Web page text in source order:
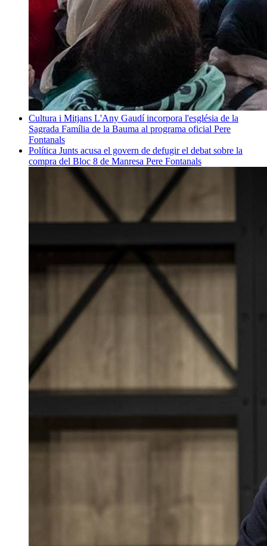
Cultura i Mitjans L'Any Gaudí incorpora l'església de la
Sagrada Família de la Bauma al programa oficial Pere
Fontanals
Política Junts acusa el govern de defugir el debat sobre la
compra del Bloc 8 de Manresa Pere Fontanals